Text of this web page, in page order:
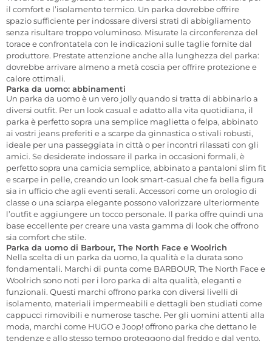
il comfort e l’isolamento termico. Un parka dovrebbe offrire
spazio sufficiente per indossare diversi strati di abbigliamento
senza risultare troppo voluminoso. Misurate la circonferenza del
torace e confrontatela con le indicazioni sulle taglie fornite dal
produttore. Prestate attenzione anche alla lunghezza del parka:
dovrebbe arrivare almeno a metà coscia per offrire protezione e
calore ottimali.
Parka da uomo: abbinamenti
Un parka da uomo è un vero jolly quando si tratta di abbinarlo a
diversi outfit. Per un look casual e adatto alla vita quotidiana, il
parka è perfetto sopra una semplice maglietta o felpa, abbinato
ai vostri jeans preferiti e a scarpe da ginnastica o stivali robusti,
ideale per una passeggiata in città o per incontri rilassati con gli
amici. Se desiderate indossare il parka in occasioni formali, è
perfetto sopra una camicia semplice, abbinato a pantaloni slim fit
e scarpe in pelle, creando un look smart-casual che fa bella figura
sia in ufficio che agli eventi serali. Accessori come un orologio di
classe o una sciarpa elegante possono valorizzare ulteriormente
l’outfit e aggiungere un tocco personale. Il parka offre quindi una
base eccellente per creare una vasta gamma di look che offrono
sia comfort che stile.
Parka da uomo di Barbour, The North Face e Woolrich
Nella scelta di un parka da uomo, la qualità e la durata sono
fondamentali. Marchi di punta come BARBOUR, The North Face e
Woolrich sono noti per i loro parka di alta qualità, eleganti e
funzionali. Questi marchi offrono parka con diversi livelli di
isolamento, materiali impermeabili e dettagli ben studiati come
cappucci rimovibili e numerose tasche. Per gli uomini attenti alla
moda, marchi come HUGO e Joop! offrono parka che dettano le
tendenze e allo stesso tempo proteggono dal freddo e dal vento.